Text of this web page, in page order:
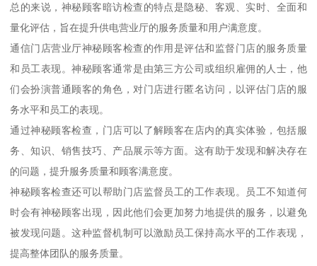
总的来说，神秘顾客暗访检查的特点是隐秘、客观、实时、全面和
量化评估，旨在提升供电营业厅的服务质量和用户满意度。
通信门店营业厅神秘顾客检查的作用是评估和监督门店的服务质量
和员工表现。神秘顾客通常是由第三方公司或组织雇佣的人士，他
们会扮演普通顾客的角色，对门店进行匿名访问，以评估门店的服
务水平和员工的表现。
通过神秘顾客检查，门店可以了解顾客在店内的真实体验，包括服
务、知识、销售技巧、产品展示等方面。这有助于发现和解决存在
的问题，提升服务质量和顾客满意度。
神秘顾客检查还可以帮助门店监督员工的工作表现。员工不知道何
时会有神秘顾客出现，因此他们会更加努力地提供的服务，以避免
被发现问题。这种监督机制可以激励员工保持高水平的工作表现，
提高整体团队的服务质量。